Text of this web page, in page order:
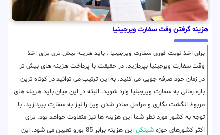
هزینه گرفتن وقت سفارت ویرجینیا
برای اخذ نوبت فوری سفارت ویرجینیا ، باید هزینه بیش تری برای اخذ
وقت سفارت ویرجینیا بپردازید. در حقیقت با پرداخت هزینه های بیش تر
در زمان خود صرفه جویی می کنید. به این ترتیب می توانید در کوتاه ترین
بازه زمانی به سفارت ویرجینیا وارد شوید. البته در این میان باید هزینه های
مربوط انگشت نگاری و مراحل صادر شدن ویزا را نیز به سفارت بپردازید. با
توجه به کشور مورد نظر شما این هزینه ها نیز متفاوت خواهد بود. برای
اکثر کشورهای حوزه شینگن
این هزینه برابر 85 یورو تعیین می شود. این